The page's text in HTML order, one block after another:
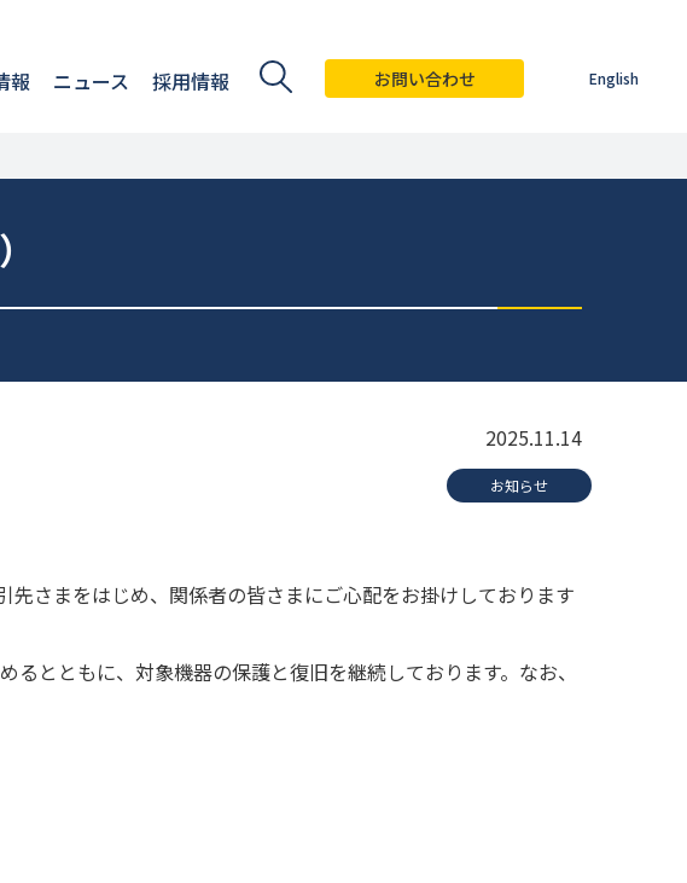
報 ニュース 採用情報 お問い合わせ English
2025.11.14
お知らせ
さまをはじめ、関係者の皆さまにご心配をお掛けしております
とともに、対象機器の保護と復旧を継続しております。なお、